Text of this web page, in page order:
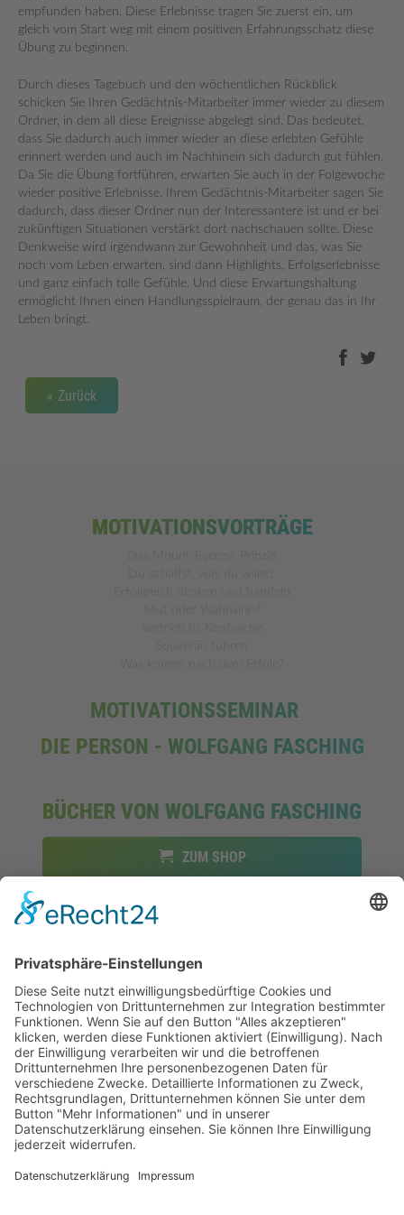
empfunden haben. Diese Erlebnisse tragen Sie zuerst ein, um
gleich vom Start weg mit einem positiven Erfahrungsschatz diese
Übung zu beginnen.
Durch dieses Tagebuch und den wöchentlichen Rückblick
schicken Sie Ihren Gedächtnis-Mitarbeiter immer wieder zu diesem
Ordner, in dem all diese Ereignisse abgelegt sind. Das bedeutet,
dass Sie dadurch auch immer wieder an diese erlebten Gefühle
erinnert werden und auch im Nachhinein sich dadurch gut fühlen.
Da Sie die Übung fortführen, erwarten Sie auch in der Folgewoche
wieder positive Erlebnisse. Ihrem Gedächtnis-Mitarbeiter sagen Sie
dadurch, dass dieser Ordner nun der Interessantere ist und er bei
zukünftigen Situationen verstärkt dort nachschauen sollte. Diese
Denkweise wird irgendwann zur Gewohnheit und das, was Sie
noch vom Leben erwarten, sind dann Highlights, Erfolgserlebnisse
und ganz einfach tolle Gefühle. Und diese Erwartungshaltung
ermöglicht Ihnen einen Handlungsspielraum, der genau das in Ihr
Leben bringt.
Zurück
MOTIVATIONSVORTRÄGE
MOTIVATIONSSEMINAR
DIE PERSON - WOLFGANG FASCHING
BÜCHER VON WOLFGANG FASCHING
ZUM SHOP
FOLLOW UNS ON: